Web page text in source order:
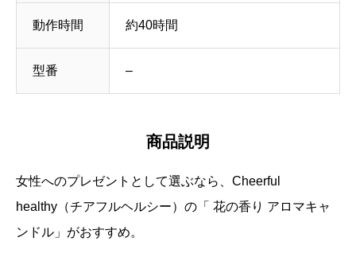
動作時間 約40時間
型番 –
商品説明
女性へのプレゼントとして選ぶなら、Cheerful
healthy（チアフルヘルシー）の「 花の香り アロマキャ
ンドル」がおすすめ。